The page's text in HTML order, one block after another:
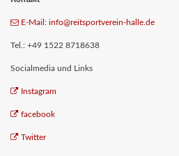
E-Mail: info@reitsportverein-halle.de
Tel.: +49 1522 8718638
Socialmedia und Links
Instagram
facebook
Twitter